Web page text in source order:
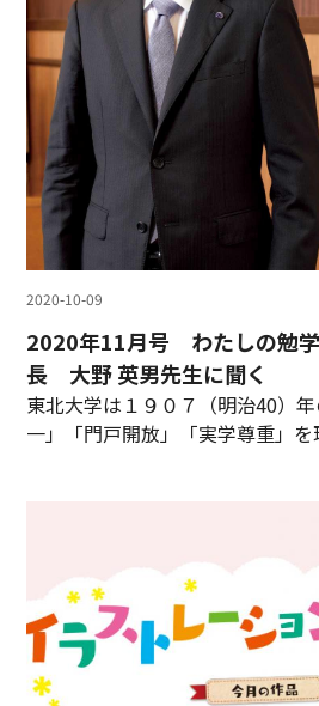
2020-10-09
2020年11月号 わたしの勉
長 大野 英男先生に聞く
東北大学は１９０７（明治40）
一」「門戸開放」「実学尊重」